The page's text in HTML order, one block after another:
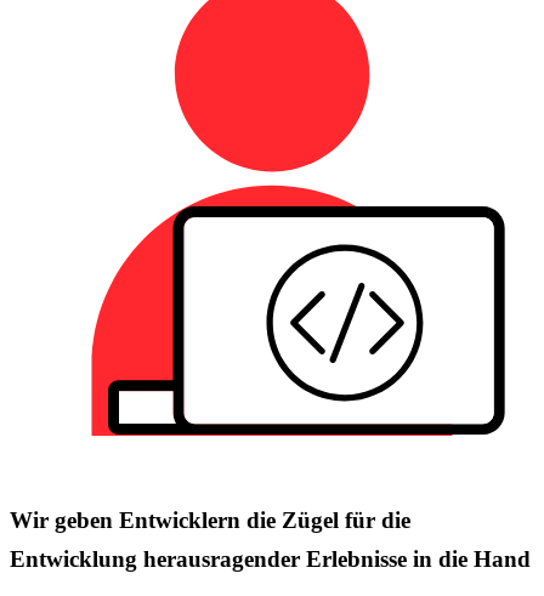
Wir geben Entwicklern die Zügel für die
Entwicklung herausragender Erlebnisse in die Hand